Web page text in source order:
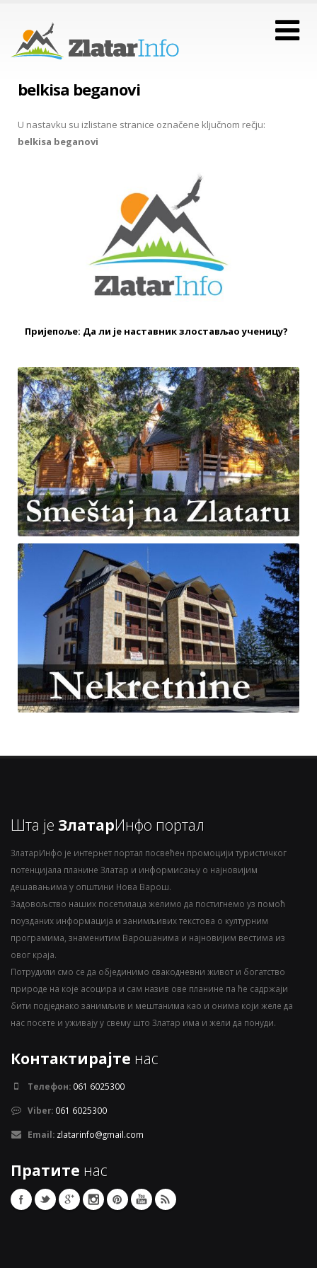
belkisa beganovi
U nastavku su izlistane stranice označene ključnom rečju:
belkisa beganovi
Пријепоље: Да ли је наставник злостављао ученицу?
Шта је ЗлатарИнфо портал
ЗлатарИнфо је интернет портал посвећен промоцији туристичког
потенцијала планине Златар и информисању о најновијим
дешавањима у општини Нова Варош.
Задовољство наших посетилаца желимо да постигнемо уз помоћ
поузданих информација и занимљивих текстова о културним
програмима, знаменитим Варошанима и најновијим вестима из
овог краја.
Потрудили смо се да објединимо свакодневни живот и богатство
природе на које асоцира и сам назив ове планине па ће садржаји
бити подједнако занимљив и мештанима као и онима који желе да
нас посете и уживају у свему што Златар има и жели да понуди.
Контактирајте нас
Телефон: 061 6025300
Viber: 061 6025300
Email: zlatarinfo@gmail.com
Пратите нас